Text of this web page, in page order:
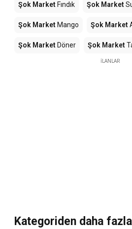
Şok Market Fındık Şok Market
Şok Market Mango Şok Market
Şok Market Döner Şok Market
İLANLAR
Kategoriden daha